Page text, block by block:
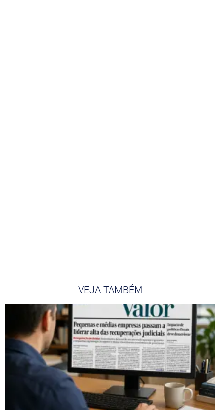
VEJA TAMBÉM